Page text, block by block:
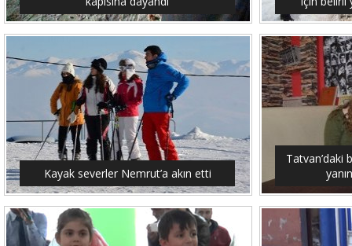
Kayak severler Nemrut’a akın etti
Tatvan’daki